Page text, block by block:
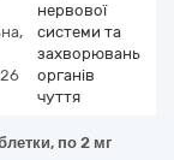
нервової
системи та
захворювань
органів
чуття
по 2 мг